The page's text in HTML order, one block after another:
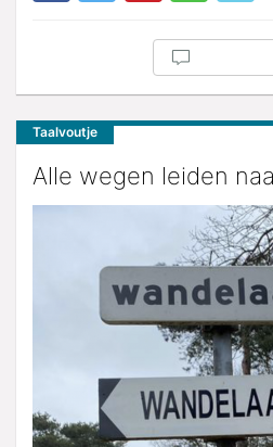
Taalvoutje
Alle wegen leiden